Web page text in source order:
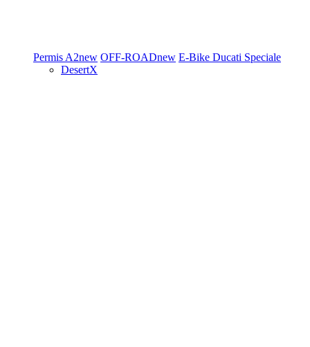
Permis A2new OFF-ROADnew E-Bike Ducati Speciale
DesertX